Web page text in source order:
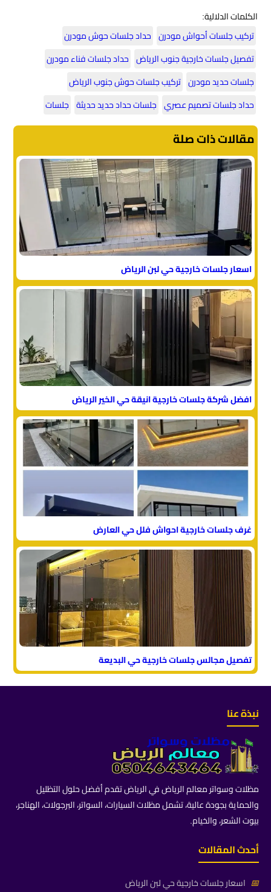
الكلمات الدلالية:
تركيب جلسات أحواش مودرن حداد جلسات حوش مودرن
تفصيل جلسات خارجية جنوب الرياض حداد جلسات فناء مودرن
جلسات حديد مودرن تركيب جلسات حوش جنوب الرياض
حداد جلسات تصميم عصري جلسات حداد حديد حديثة جلسات
مقالات ذات صلة
اسعار جلسات خارجية حي لبن الرياض
افضل شركة جلسات خارجية انيقة حي الخير الرياض
غرف جلسات خارجية احواش فلل حي العارض
تفصيل مجالس جلسات خارجية حي البديعة
نبذة عنا
مظلات وسواتر معالم الرياض في الرياض تقدم أفضل حلول التظليل
والحماية بجودة عالية، تشمل مظلات السيارات، السواتر، البرجولات، الهناجر،
بيوت الشعر، والخيام.
أحدث المقالات
📅 اسعار جلسات خارجية حي لبن الرياض